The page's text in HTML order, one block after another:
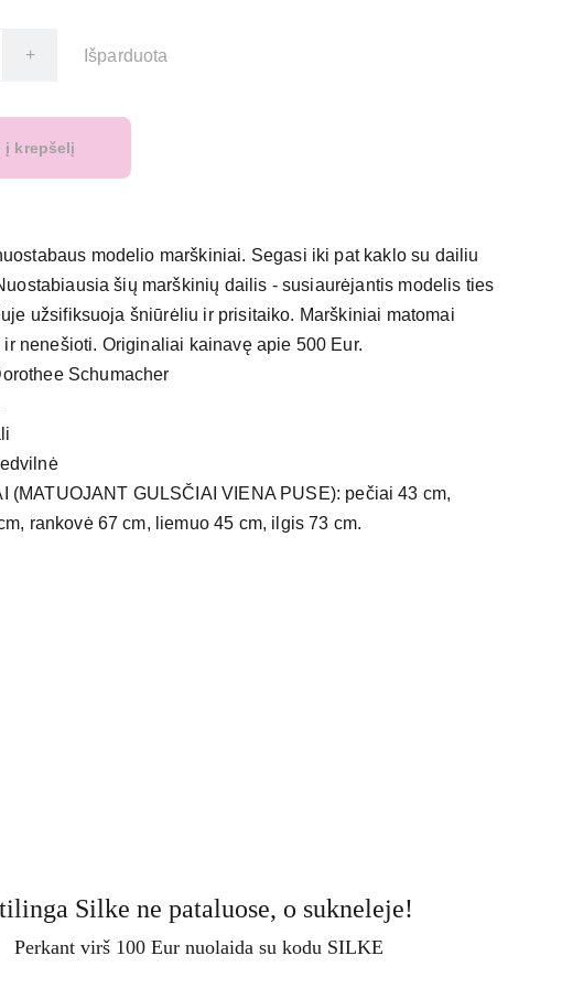
+ Išparduota
į krepšelį
modelio marškiniai. Segasi iki pat kaklo su dailiu
šių marškinių dailis - susiaurėjantis modelis ties
užsifiksuoja šniūrėliu ir prisitaiko. Marškiniai matomai
nenešioti. Originaliai kainavę apie 500 Eur.
Schumacher
(MATUOJANT GULSČIAI VIENA PUSE): pečiai 43 cm,
rankovė 67 cm, liemuo 45 cm, ilgis 73 cm.
Silke ne pataluose, o sukneleje!
Perkant virš 100 Eur nuolaida su kodu SILKE